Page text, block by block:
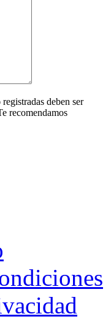
deben ser
recomendamos